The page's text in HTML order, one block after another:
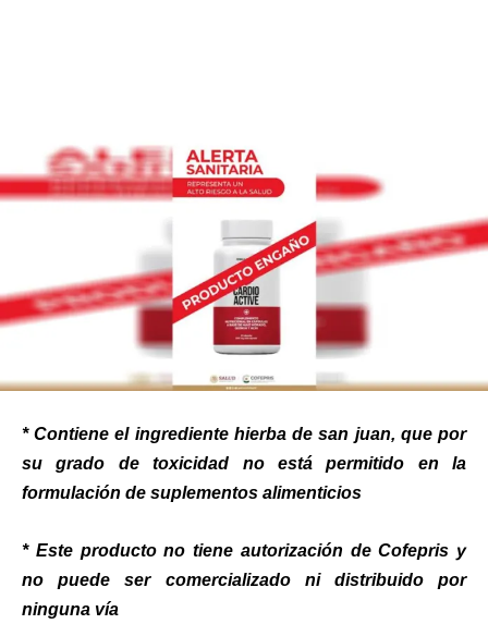
* Contiene el ingrediente hierba de san juan, que por
su grado de toxicidad no está permitido en la
formulación de suplementos alimenticios
* Este producto no tiene autorización de Cofepris y
no puede ser comercializado ni distribuido por
ninguna vía